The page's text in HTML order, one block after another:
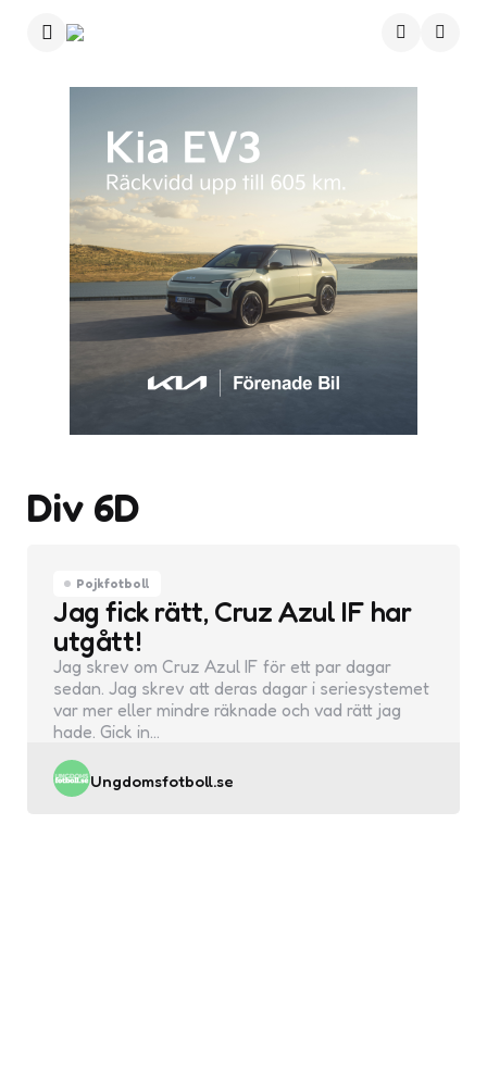
Div 6D
Pojkfotboll
Jag fick rätt, Cruz Azul IF har
utgått!
Jag skrev om Cruz Azul IF för ett par dagar
sedan. Jag skrev att deras dagar i seriesystemet
var mer eller mindre räknade och vad rätt jag
hade. Gick in…
Posted
Ungdomsfotboll.se